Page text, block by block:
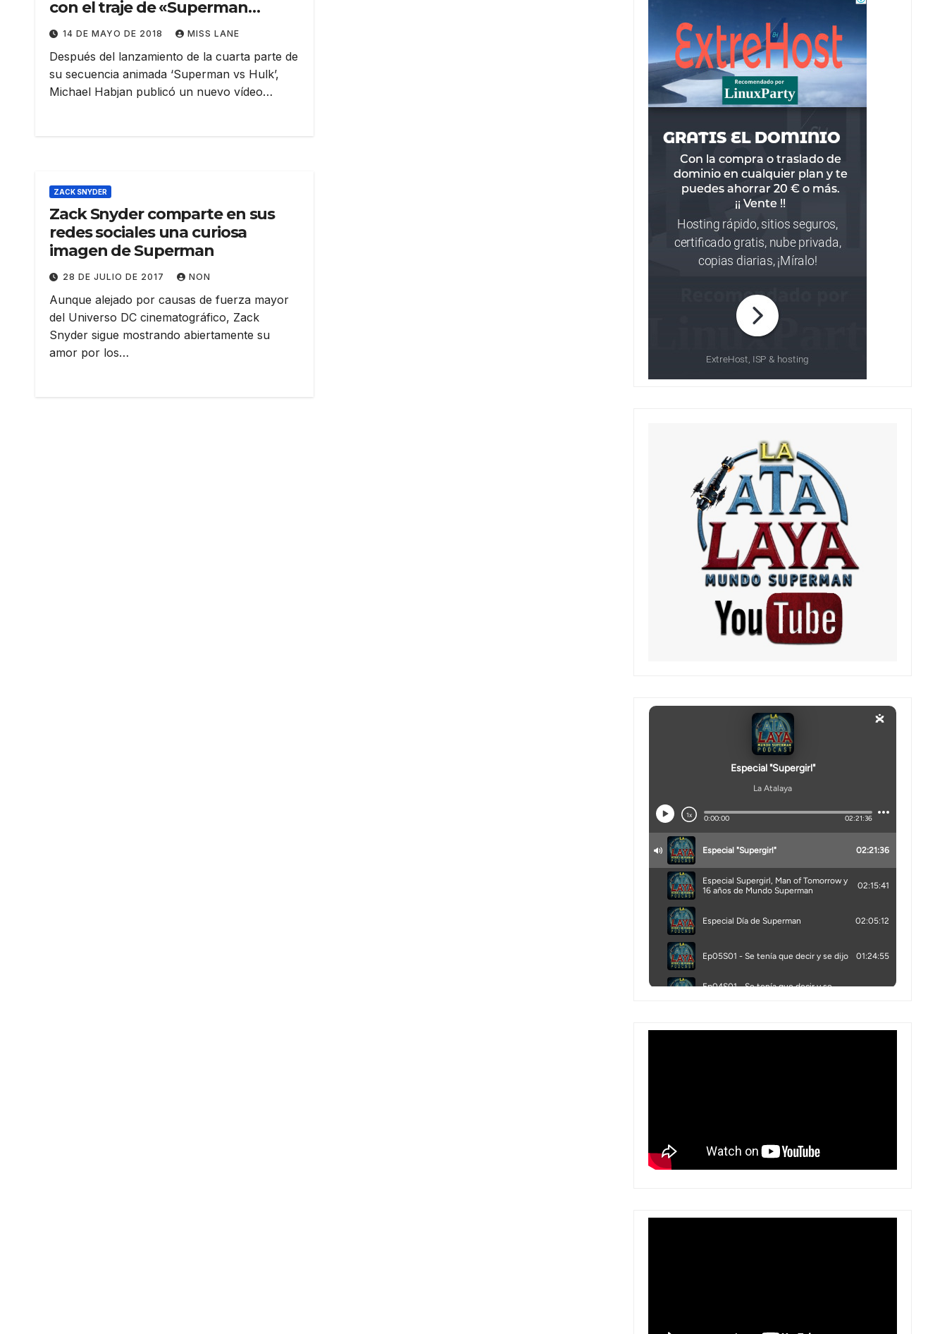
con el traje de «Superman
Returns
14 DE MAYO DE 2018 MISS LANE
Después del lanzamiento de la cuarta parte de
su secuencia animada ‘Superman vs Hulk’,
Michael Habjan publicó un nuevo vídeo…
ZACK SNYDER
Zack Snyder comparte en sus
redes sociales una curiosa
imagen de Superman
28 DE JULIO DE 2017 NON
Aunque alejado por causas de fuerza mayor
del Universo DC cinematográfico, Zack
Snyder sigue mostrando abiertamente su
amor por los…